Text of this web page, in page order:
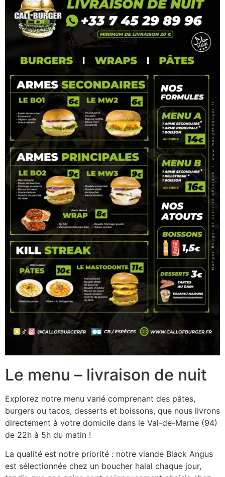
Le menu – livraison de nuit
Explorez notre menu varié comprenant des pâtes,
burgers ou tacos, desserts et boissons, que nous livrons
directement à votre domicile dans le Val-de-Marne (94)
de 22h à 5h du matin !
La qualité est notre priorité : notre viande Black Angus
est sélectionnée chez un boucher halal chaque jour,